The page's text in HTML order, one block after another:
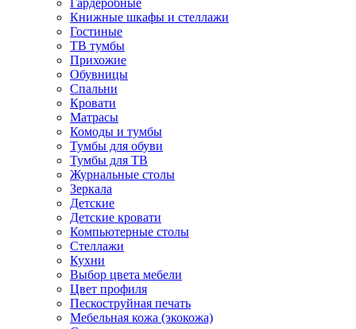
Гардеробные
Книжные шкафы и стеллажи
Гостиные
ТВ тумбы
Прихожие
Обувницы
Спальни
Кровати
Матрасы
Комоды и тумбы
Тумбы для обуви
Тумбы для ТВ
Журнальные столы
Зеркала
Детские
Детские кровати
Компьютерные столы
Стеллажи
Кухни
Выбор цвета мебели
Цвет профиля
Пескоструйная печать
Мебельная кожа (экокожа)